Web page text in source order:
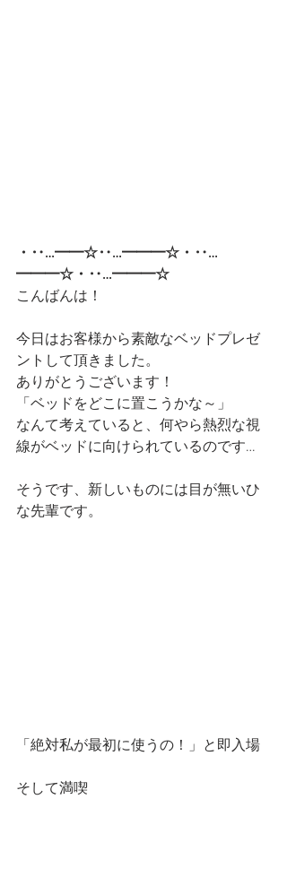
・‥…━━☆‥…━━━☆・‥…
━━━☆・‥…━━━☆
こんばんは！
今日はお客様から素敵なベッドプレゼ
ントして頂きました。
ありがとうございます！
「ベッドをどこに置こうかな～」
なんて考えていると、何やら熱烈な視
線がベッドに向けられているのです…
そうです、新しいものには目が無いひ
な先輩です。
「絶対私が最初に使うの！」と即入場
そして満喫